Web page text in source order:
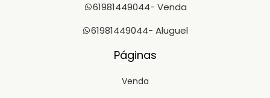
61981449044- Venda
61981449044- Aluguel
Páginas
Venda